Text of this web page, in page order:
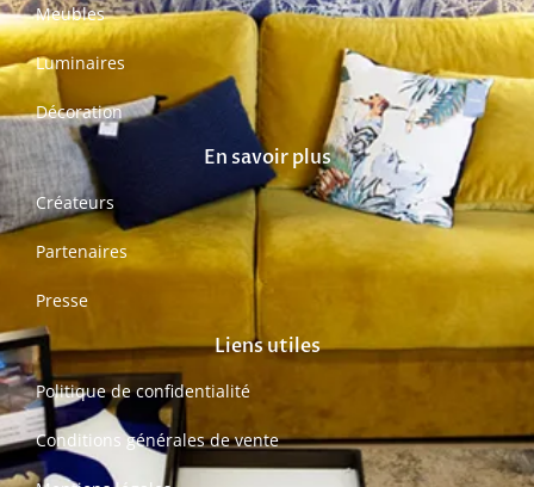
Meubles
Luminaires
Décoration
En savoir plus
Créateurs
Partenaires
Presse
Liens utiles
Politique de confidentialité
Conditions générales de vente